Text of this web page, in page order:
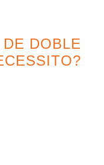
DOBLE
opció